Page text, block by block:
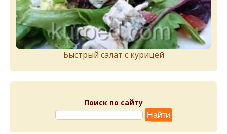
Быстрый салат с курицей
Поиск по сайту